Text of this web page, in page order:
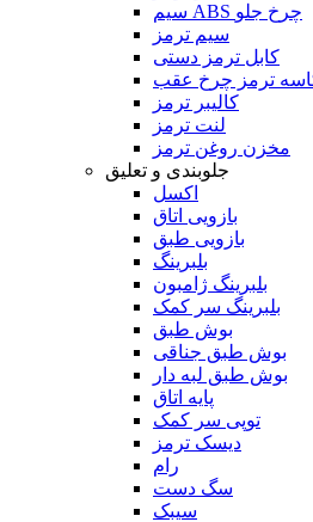
سیم ABS چرخ جلو
سیم ترمز
کابل ترمز دستی
ترمز چرخ عقب
کالیبر ترمز
لنت ترمز
مخزن روغن ترمز
جلوبندی و تعلیق
اکسل
بازویی اتاق
بازویی طبق
بلبرینگ
بلبرینگ ژامبون
بلبرینگ سر کمک
بوش طبق
بوش طبق جناقی
بوش طبق لبه دار
پایه اتاق
توپی سر کمک
دیسک ترمز
رام
سگ دست
سیبک